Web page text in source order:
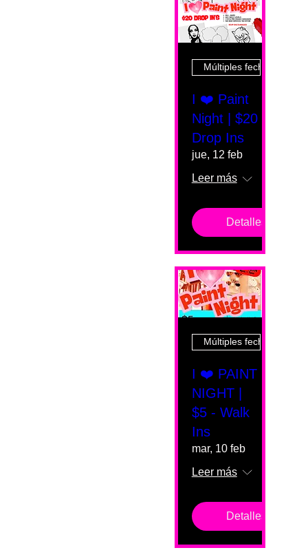
Múltiples fechas
I ❤️ Paint
Night | $20
Drop Ins
jue, 12 feb
Leer más
Detalles
Múltiples fechas
I ❤️ PAINT
NIGHT |
$5 - Walk
Ins
mar, 10 feb
Leer más
Detalles